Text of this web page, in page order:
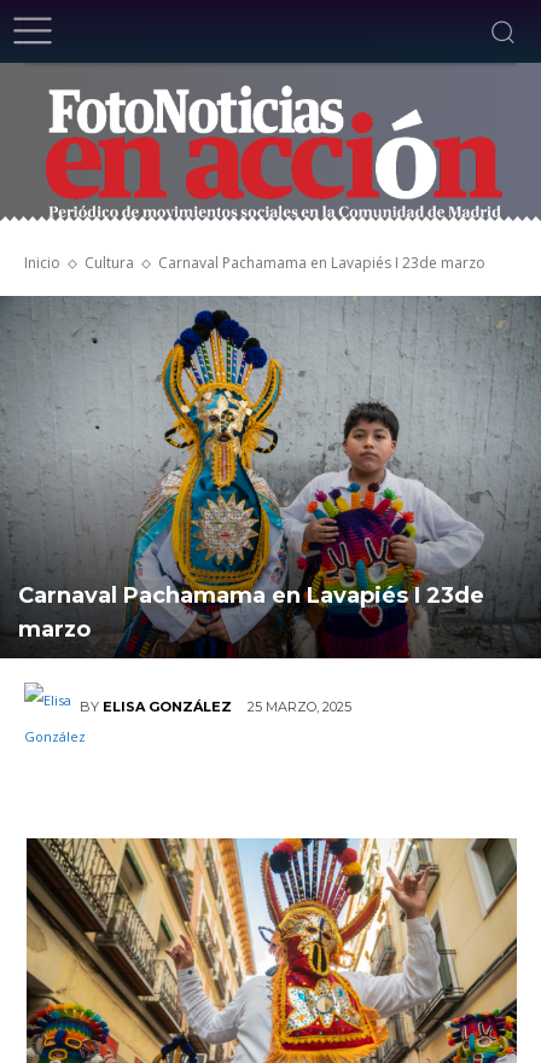
Inicio Cultura Carnaval Pachamama en Lavapiés I 23de marzo
Carnaval Pachamama en Lavapiés I 23de
marzo
BY ELISA GONZÁLEZ 25 MARZO, 2025